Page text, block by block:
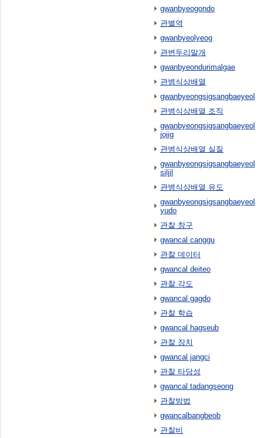
gwanbyeogondo
관별역
gwanbyeolyeog
관변두리말개
gwanbyeondurimalgae
관병식상배열
gwanbyeongsigsangbaeyeol
관병식상배열 조직
gwanbyeongsigsangbaeyeol
jojig
관병식상배열 실질
gwanbyeongsigsangbaeyeol
siljil
관병식상배열 유도
gwanbyeongsigsangbaeyeol
yudo
관찰 창구
gwancal canggu
관찰 데이터
gwancal deiteo
관찰 각도
gwancal gagdo
관찰 학습
gwancal hagseub
관찰 장치
gwancal jangci
관찰 타당성
gwancal tadangseong
관찰방법
gwancalbangbeob
관찰비